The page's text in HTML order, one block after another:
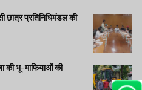
प्रतिनिधिमंडल की
की भू-माफियाओं की